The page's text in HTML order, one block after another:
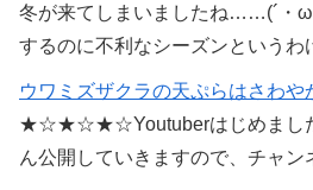
冬が来てしまいましたね……(´・ω
するのに不利なシーズンという
ウワミズザクラの天ぷらはさわや
★☆★☆★☆Youtuberはじめま
ん公開していきますので、チャ